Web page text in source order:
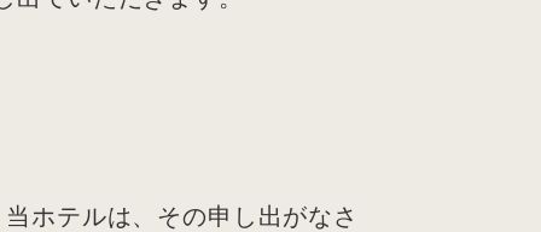
ホテルは、その申し出がなさ